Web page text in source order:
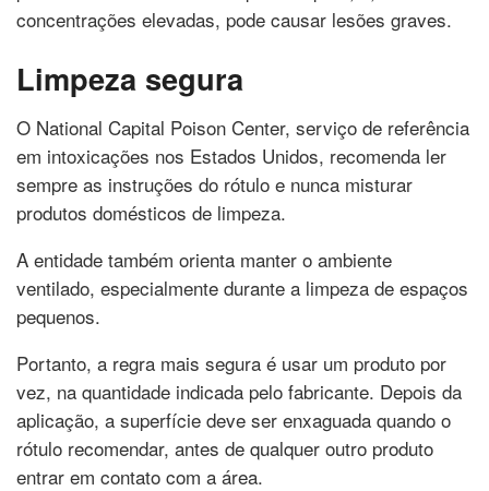
concentrações elevadas, pode causar lesões graves.
Limpeza segura
O National Capital Poison Center, serviço de referência
em intoxicações nos Estados Unidos, recomenda ler
sempre as instruções do rótulo e nunca misturar
produtos domésticos de limpeza.
A entidade também orienta manter o ambiente
ventilado, especialmente durante a limpeza de espaços
pequenos.
Portanto, a regra mais segura é usar um produto por
vez, na quantidade indicada pelo fabricante. Depois da
aplicação, a superfície deve ser enxaguada quando o
rótulo recomendar, antes de qualquer outro produto
entrar em contato com a área.